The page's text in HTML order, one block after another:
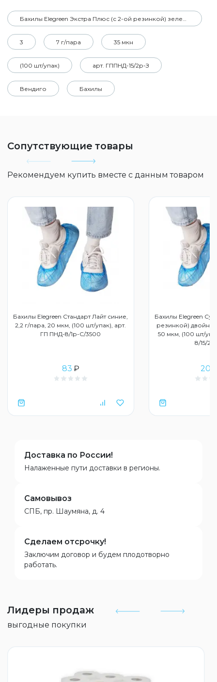
Бахилы Elegreen Экстра Плюс (с 2-ой резинкой) зеленые
3 7 г/пара 35 мкн
(100 шт/упак) арт. ГППНД-15/2р-З
Вендиго Бахилы
Сопутствующие товары
Рекомендуем купить вместе с данным товаром
Бахилы Elegreen Стандарт Лайт синие,
2,2 г/пара, 20 мкм, (100 шт/упак), арт.
ГП ПНД-8/1р-С/3500
83 ₽
Бахилы Elegreen
резинкой)
50 мкм, (100 шт/
8/15/
203
Доставка по России!
Налаженные пути доставки в регионы.
Самовывоз
СПБ, пр. Шаумяна, д. 4
Сделаем отсрочку!
Заключим договор и будем плодотворно
работать.
Лидеры продаж
выгодные покупки